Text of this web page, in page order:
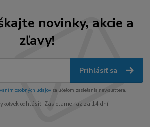
novinky, akcie a
zľavy!
Prihlásiť sa
osobných údajov za účelom zasielania newslettera.
odhlásiť. Zasielame raz za 14 dní.